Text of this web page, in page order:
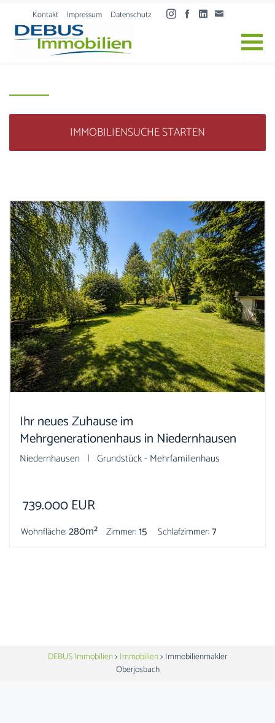
Skip to content
Kontakt Impressum Datenschutz
IMMOBILIENSUCHE STARTEN
Ihr neues Zuhause im
Mehrgenerationenhaus in Niedernhausen
Niedernhausen | Grundstück - Mehrfamilienhaus
739.000EUR
Wohnfläche:280m² Zimmer:15 Schlafzimmer:7
DEBUS Immobilien> Immobilien> Immobilienmakler
Oberjosbach